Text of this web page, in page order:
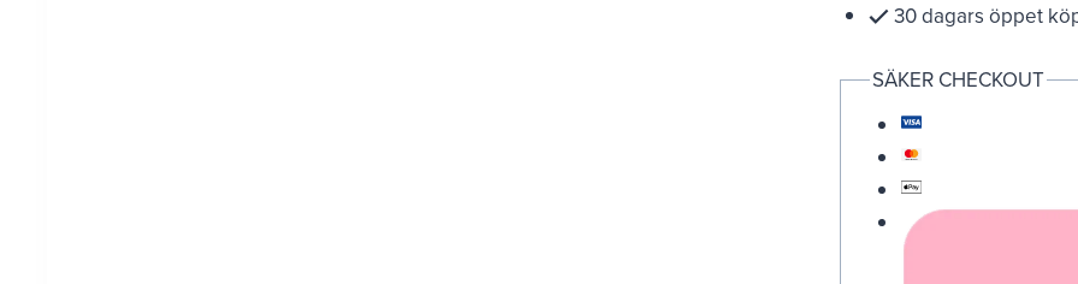
30 dagars öppet
SÄKER CHECKOUT